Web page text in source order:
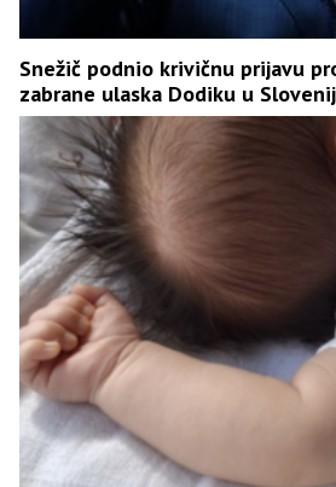
Snežič podnio krivičnu prijavu
zabrane ulaska Dodiku u